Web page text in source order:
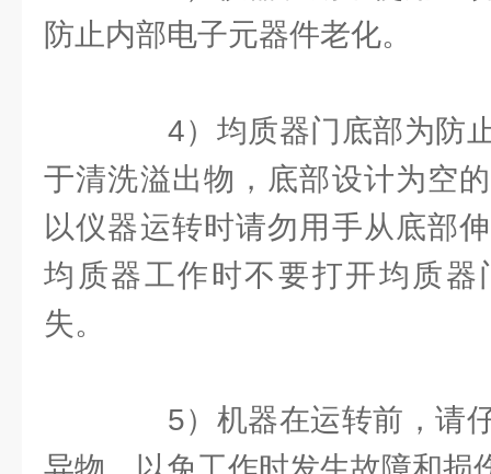
防止内部电子元器件老化。
4）均质器门底部为防止
于清洗溢出物，底部设计为空
以仪器运转时请勿用手从底部
均质器工作时不要打开均质器
失。
5）机器在运转前，请仔